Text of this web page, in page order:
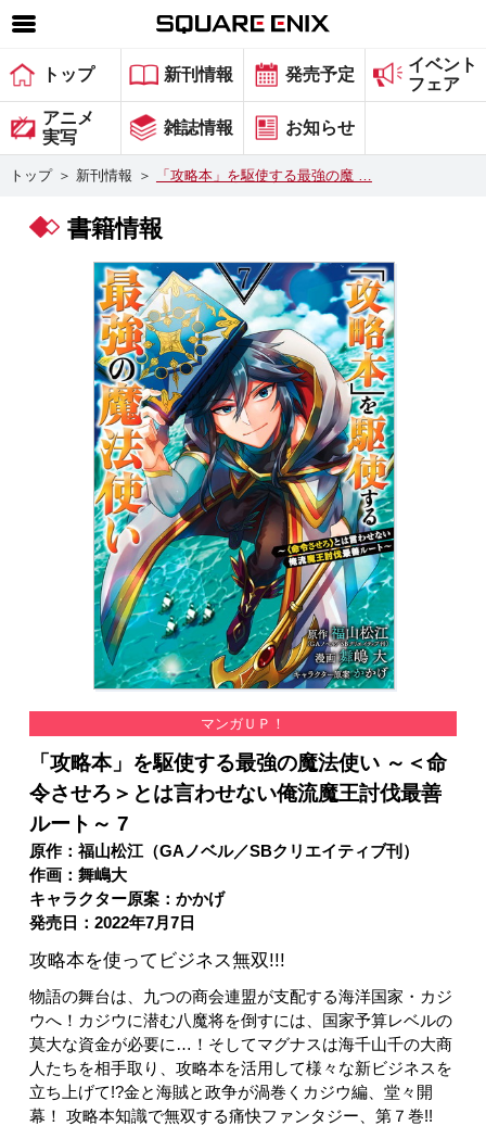
SQUARE ENIX 公式サイトメニュー
ゲーム
マガジン＆ブックス
グッズ
会社情報 採用情報
スクウェア・エニックス サイト内検索
トップ 新刊情報 発売予定
イベント
フェア
アニメ
実写
雑誌情報 お知らせ
トップ ＞ 新刊情報 ＞ 「攻略本」を駆使する最強の魔 …
書籍情報
マンガＵＰ！
「攻略本」を駆使する最強の魔法使い ～＜命
令させろ＞とは言わせない俺流魔王討伐最善
ルート～ 7
原作：福山松江（GAノベル／SBクリエイティブ刊）
作画：舞嶋大
キャラクター原案：かかげ
発売日：2022年7月7日
攻略本を使ってビジネス無双!!!
物語の舞台は、九つの商会連盟が支配する海洋国家・カジ
ウへ！カジウに潜む八魔将を倒すには、国家予算レベルの
莫大な資金が必要に…！そしてマグナスは海千山千の大商
人たちを相手取り、攻略本を活用して様々な新ビジネスを
立ち上げて!?金と海賊と政争が渦巻くカジウ編、堂々開
幕！ 攻略本知識で無双する痛快ファンタジー、第７巻!!